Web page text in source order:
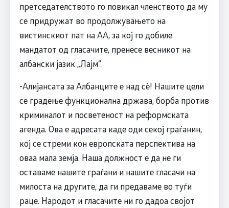
претседателството го повикал членството да му
се придружат во продолжувањето на
вистинскиот пат на АА, за кој го добиле
мандатот од гласачите, пренесе весникот на
албански јазик „Лајм“.
-Алијансата за Албанците е над сè! Нашите цели
се градење функционална држава, борба против
криминалот и посветеност на реформската
агенда. Ова е адресата каде оди секој граѓанин,
кој се стреми кон европската перспектива на
оваа мала земја. Наша должност е да не ги
оставаме нашите граѓани и нашите гласачи на
милоста на другите, да ги предаваме во туѓи
раце. Народот и гласачите ни го дадоа својот